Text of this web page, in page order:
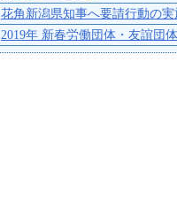
花角新潟県知事へ要請行動の実
2019年 新春労働団体・友誼団